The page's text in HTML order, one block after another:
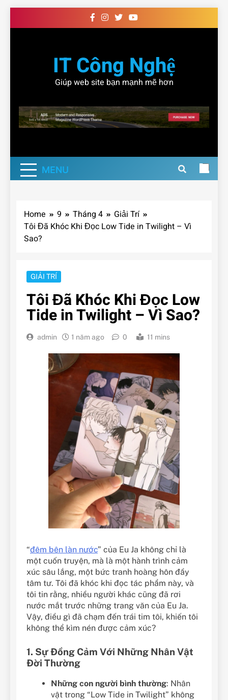
to
IT Công Nghệ
Giúp web site bạn mạnh mẽ hơn
MENU
Home 9 Tháng 4
Giải Trí
Tôi Đã Khóc Khi Đọc Low Tide in Twilight – Vì
Sao?
GIẢI TRÍ
Tôi Đã Khóc Khi Đọc Low
Tide in Twilight – Vì Sao?
admin 1 năm ago 0 11 mins
“đêm bên làn nước” của Eu Ja không chỉ là
một cuốn truyện, mà là một hành trình cảm
xúc sâu lắng, một bức tranh hoàng hôn đầy
tâm tư. Tôi đã khóc khi đọc tác phẩm này, và
tôi tin rằng, nhiều người khác cũng đã rơi
nước mắt trước những trang văn của Eu Ja.
Vậy, điều gì đã chạm đến trái tim tôi, khiến tôi
không thể kìm nén được cảm xúc?
1. Sự Đồng Cảm Với Những Nhân Vật
Đời Thường
Những con người bình thường: Nhân
vật trong “Low Tide in Twilight” không